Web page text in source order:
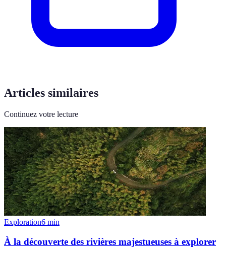
Articles similaires
Continuez votre lecture
Exploration6 min
À la découverte des rivières majestueuses à explorer